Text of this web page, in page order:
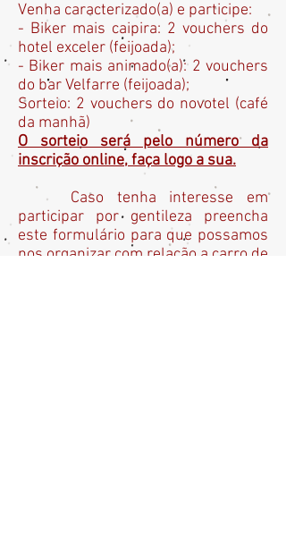
Venha caracterizado(a) e participe:
- Biker mais caipira: 2 vouchers do
hotel exceler (feijoada);
- Biker mais animado(a): 2 vouchers
do bar Velfarre (feijoada);
Sorteio: 2 vouchers do novotel (café
da manhã)
O sorteio será pelo número da
inscrição online, faça logo a sua.
Caso tenha interesse em
participar por gentileza preencha
este formulário para que possamos
nos organizar com relação a carro de